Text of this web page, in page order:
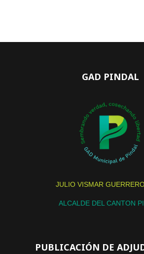
GAD PINDAL
JULIO VISMAR
ALCALDE DEL CANTON
PUBLICACIÓN DE